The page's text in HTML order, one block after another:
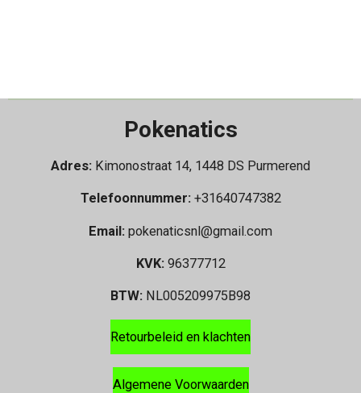
Pokenatics
Adres: Kimonostraat 14, 1448 DS Purmerend
Telefoonnummer:+31640747382
Email: pokenaticsnl@gmail.com
KVK:96377712
BTW: NL005209975B98
Retourbeleid en klachten
Algemene Voorwaarden